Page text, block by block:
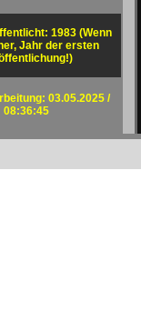
1983 (Wenn
Jahr der ersten
03.05.2025 /
08:36:45